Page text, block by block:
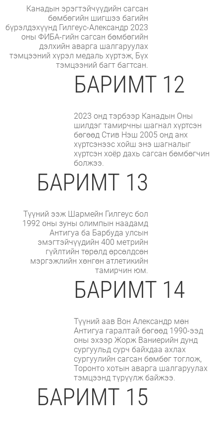
Канадын эрэгтэйчүүдийн сагсан
бөмбөгийн шигшээ багийн
бүрэлдэхүүнд Гилгеус-Александр 2023
оны ФИБА-гийн сагсан бөмбөгийн
дэлхийн аварга шалгаруулах
тэмцээний хүрэл медаль хүртэж, Бүх
тэмцээний багт багтсан.
БАРИМТ 12
2023 онд тэрбээр Канадын Оны
шилдэг тамирчны шагнал хүртсэн
бөгөөд Стив Нэш 2005 онд анх
хүртсэнээс хойш энэ шагналыг
хүртсэн хоёр дахь сагсан бөмбөгчин
болжээ.
БАРИМТ 13
Түүний ээж Шармейн Гилгеус бол
1992 оны зуны олимпын наадамд
Антигуа ба Барбуда улсын
эмэгтэйчүүдийн 400 метрийн
гүйлтийн төрөлд өрсөлдсөн
мэргэжлийн хөнгөн атлетикийн
тамирчин юм.
БАРИМТ 14
Түүний аав Вон Александр мөн
Антигуа гаралтай бөгөөд 1990-ээд
оны эхээр Жорж Ваниерийн дунд
сургуульд сурч байхдаа ахлах
сургуулийн сагсан бөмбөг тоглож,
Торонто хотын аварга шалгаруулах
тэмцээнд түрүүлж байжээ.
БАРИМТ 15